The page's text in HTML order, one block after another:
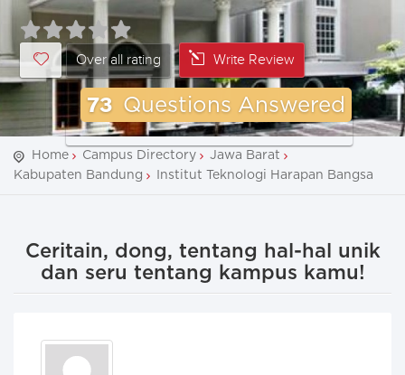
Over all rating Write Review
73 Questions Answered
Home Campus Directory
Jawa Barat
Kabupaten Bandung
Institut Teknologi Harapan Bangsa
Ceritain, dong, tentang hal-hal unik
dan seru tentang kampus kamu!